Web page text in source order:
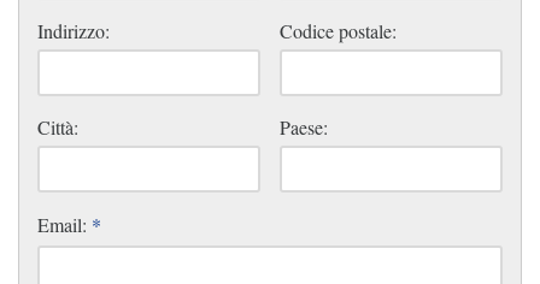
Indirizzo: Codice postale:
Città: Paese:
Email: *